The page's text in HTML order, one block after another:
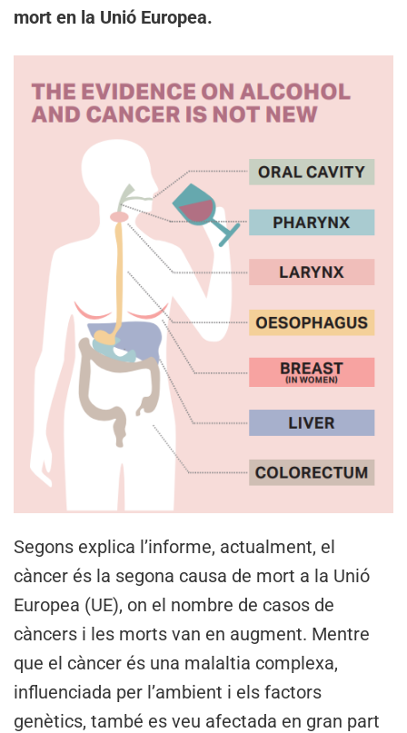
mort en la Unió Europea.
Segons explica l’informe, actualment, el
càncer és la segona causa de mort a la Unió
Europea (UE), on el nombre de casos de
càncers i les morts van en augment. Mentre
que el càncer és una malaltia complexa,
influenciada per l’ambient i els factors
genètics, també es veu afectada en gran part